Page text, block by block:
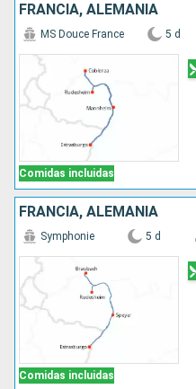
FRANCIA, ALEMANIA
Comidas incluidas
MS Douce France 5 d
FRANCIA, ALEMANIA
Comidas incluidas
Symphonie 5 d